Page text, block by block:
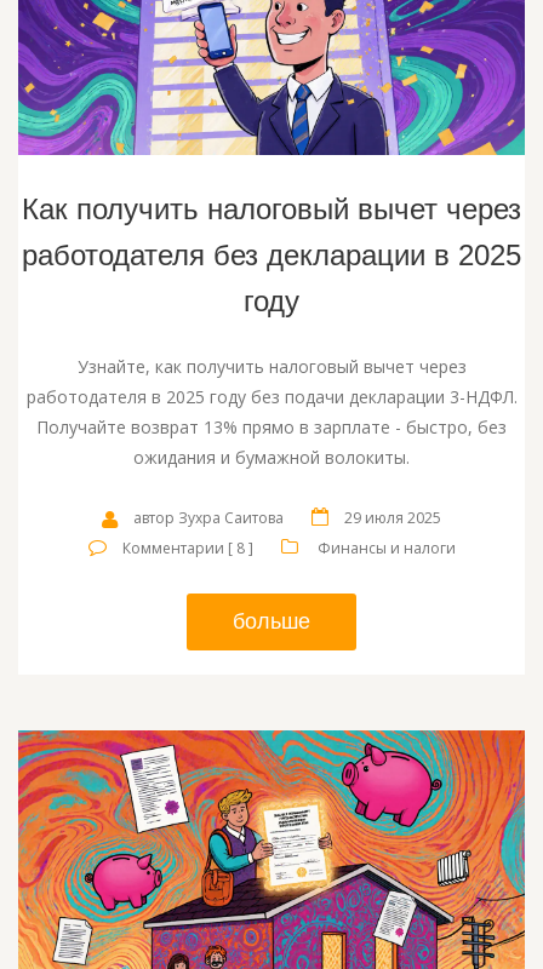
Как получить налоговый вычет через
работодателя без декларации в 2025
году
Узнайте, как получить налоговый вычет через
работодателя в 2025 году без подачи декларации 3-НДФЛ.
Получайте возврат 13% прямо в зарплате - быстро, без
ожидания и бумажной волокиты.
автор Зухра Саитова
29 июля 2025
Комментарии [ 8 ]
Финансы и налоги
больше